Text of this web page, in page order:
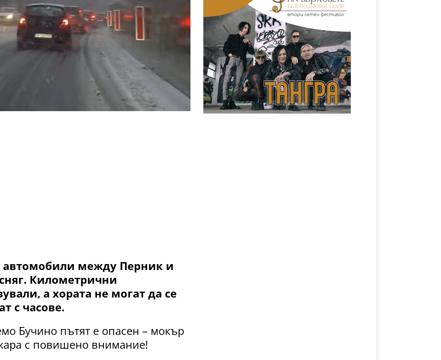
автомобили между Перник и
Километрични
а хората не могат да се
с часове.
Бучино пътят е опасен – мокър
с повишено внимание!